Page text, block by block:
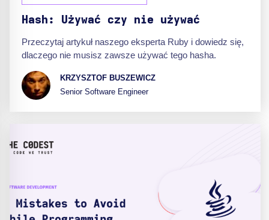
Hash: Używać czy nie używać
Przeczytaj artykuł naszego eksperta Ruby i dowiedz się,
dlaczego nie musisz zawsze używać tego hasha.
KRZYSZTOF BUSZEWICZ
Senior Software Engineer